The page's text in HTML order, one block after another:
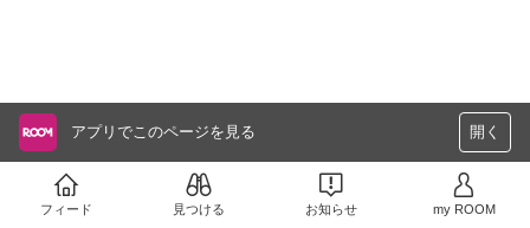
アプリでこのページを見る 開く
フィード 見つける お知らせ my ROOM